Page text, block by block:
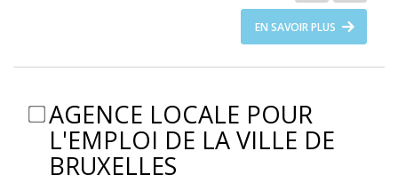
EN SAVOIR PLUS
AGENCE LOCALE POUR
L'EMPLOI DE LA VILLE DE
BRUXELLES